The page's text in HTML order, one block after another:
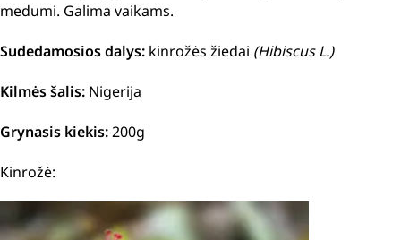
medumi. Galima vaikams.
Sudedamosios dalys: kinrožės žiedai (Hibiscus L.)
Kilmės šalis: Nigerija
Grynasis kiekis:200g
Kinrožė: